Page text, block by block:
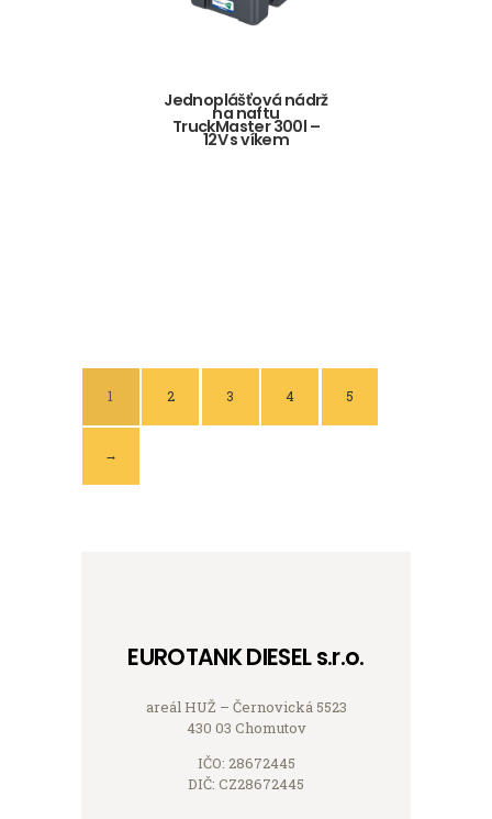
Jednoplášťová nádrž
na naftu
TruckMaster 300l –
12V s víkem
1 2 3 4 5
→
EUROTANK DIESEL s.r.o.
areál HUŽ – Černovická 5523
430 03 Chomutov
IČO: 28672445
DIČ: CZ28672445